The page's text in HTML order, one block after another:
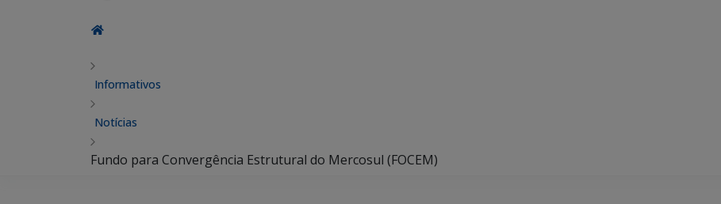
Informativos
Notícias
Fundo para Convergência Estrutural do Mercosul (FOCEM)